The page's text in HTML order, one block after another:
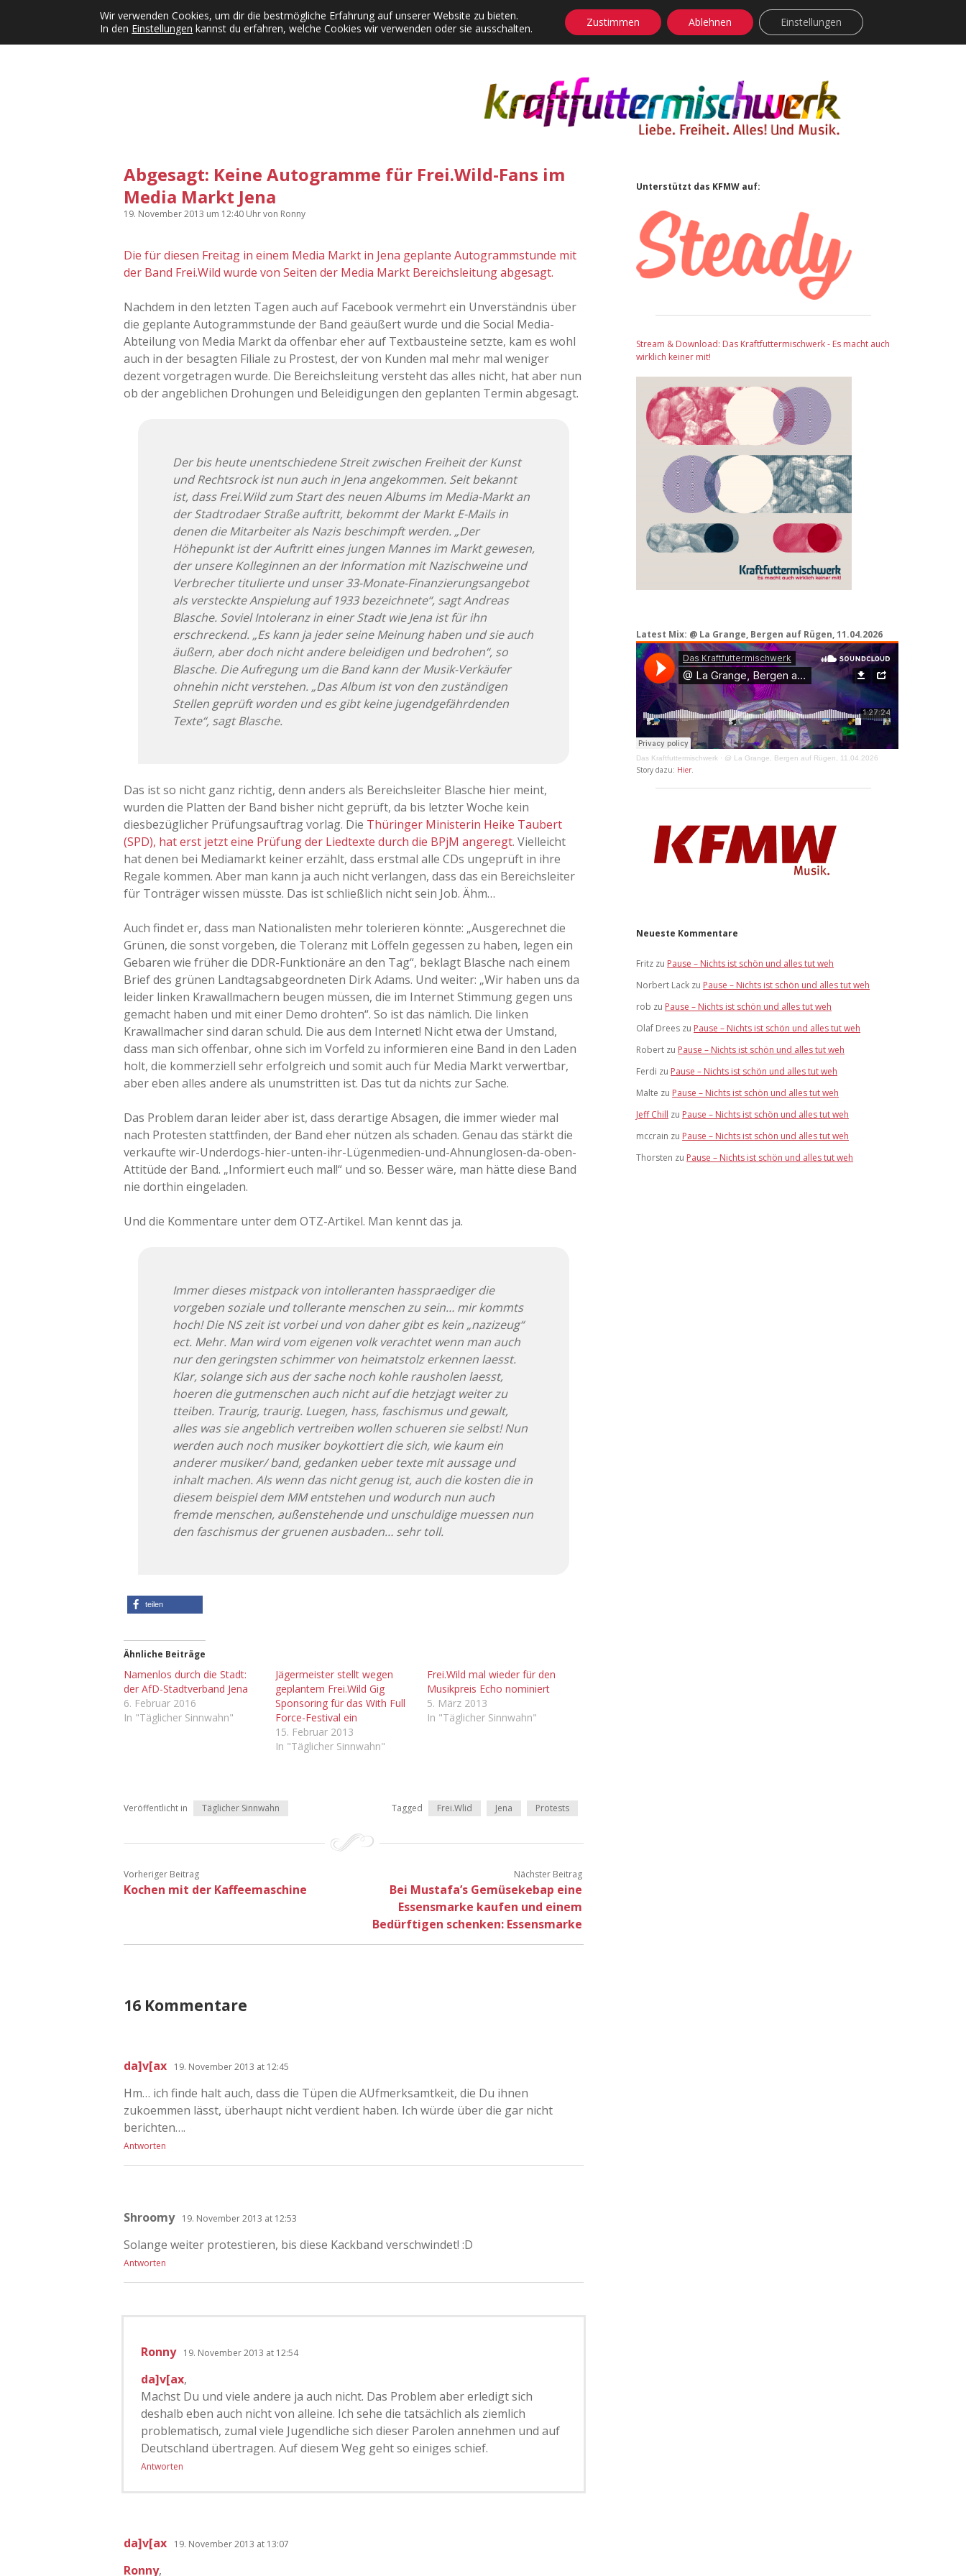
Kategorien Dropdown-Menü öffnen
KFMW-Disco Dates Instagrams Contact Adventskalender Dropdown-Menü öffnen facebook
instagram
rss soundcloud
vimeoBluesky
Abgesagt: Keine Autogramme für Frei.Wild-Fans im
Media Markt Jena
19. November 2013 um 12:40 Uhrvon Ronny
Die für diesen Freitag in einem Media Markt in Jena geplante Autogrammstunde mit
der Band Frei.Wild wurde von Seiten der Media Markt Bereichsleitung abgesagt.
Nachdem in den letzten Tagen auch auf Facebook vermehrt ein Unverständnis über
die geplante Autogrammstunde der Band geäußert wurde und die Social Media-
Abteilung von Media Markt da offenbar eher auf Textbausteine setzte, kam es wohl
auch in der besagten Filiale zu Prostest, der von Kunden mal mehr mal weniger
dezent vorgetragen wurde. Die Bereichsleitung versteht das alles nicht, hat aber nun
ob der angeblichen Drohungen und Beleidigungen den geplanten Termin abgesagt.
Der bis heute unentschiedene Streit zwischen Freiheit der Kunst
und Rechtsrock ist nun auch in Jena angekommen. Seit bekannt
ist, dass Frei.Wild zum Start des neuen Albums im Media-Markt an
der Stadtrodaer Straße auftritt, ­bekommt der Markt E-Mails in
denen die Mitarbeiter als Nazis beschimpft werden. „Der
Höhepunkt ist der Auftritt eines jungen Mannes im Markt gewesen,
der unsere Kolleginnen an der Information mit Nazischweine und
Verbrecher titulierte und unser 33-Monate-Finanzierungsangebot
als versteckte Anspielung auf 1933 bezeichnete“, sagt Andreas
Blasche. Soviel Intoleranz in einer Stadt wie Jena ist für ihn
erschreckend. „Es kann ja jeder seine Meinung haben und sie auch
­äußern, aber doch nicht andere beleidigen und bedrohen“, so
Blasche. Die Aufregung um die Band kann der Musik-Verkäufer
ohnehin nicht verstehen. „Das Album ist von den zuständigen
Stellen geprüft worden und es gibt keine jugendgefährdenden
Texte“, sagt Blasche.
Das ist so nicht ganz richtig, denn anders als Bereichsleiter Blasche hier meint,
wurden die Platten der Band bisher nicht geprüft, da bis letzter Woche kein
diesbezüglicher Prüfungsauftrag vorlag. Die Thüringer Ministerin Heike Taubert
(SPD), hat erst jetzt eine Prüfung der Liedtexte durch die BPjM angeregt. Vielleicht
hat denen bei Mediamarkt keiner erzählt, dass erstmal alle CDs ungeprüft in ihre
Regale kommen. Aber man kann ja auch nicht verlangen, dass das ein Bereichsleiter
für Tonträger wissen müsste. Das ist schließlich nicht sein Job. Ähm…
Auch findet er, dass man Nationalisten mehr tolerieren könnte: „Ausgerechnet die
Grünen, die sonst vorgeben, die Toleranz mit Löffeln gegessen zu haben, legen ein
Gebaren wie früher die DDR-Funktionäre an den Tag“, beklagt Blasche nach einem
Brief des grünen Landtagsabgeordneten Dirk Adams. Und weiter: „Wir haben uns da
leider ­­linken Krawallmachern beugen müssen, die im Internet Stimmung gegen uns
gemacht haben und mit einer Demo drohten“. So ist das nämlich. Die linken
Krawallmacher sind daran schuld. Die aus dem Internet! Nicht etwa der Umstand,
dass man sich offenbar, ohne sich im Vorfeld zu informieren eine Band in den Laden
holt, die kommerziell sehr erfolgreich und somit auch für Media Markt verwertbar,
aber eben alles andere als unumstritten ist. Das tut da nichts zur Sache.
Das Problem daran leider aber ist, dass derartige Absagen, die immer wieder mal
nach Protesten stattfinden, der Band eher nützen als schaden. Genau das stärkt die
verkaufte wir-Underdogs-hier-unten-ihr-Lügenmedien-und-Ahnunglosen-da-oben-
Attitüde der Band. „Informiert euch mal!“ und so. Besser wäre, man hätte diese Band
nie dorthin eingeladen.
Und die Kommentare unter dem OTZ-Artikel. Man kennt das ja.
Immer dieses mistpack von intolleranten hasspraediger die
vorgeben soziale und tollerante menschen zu sein… mir kommts
hoch! Die NS zeit ist vorbei und von daher gibt es kein „nazizeug“
ect. Mehr. Man wird vom eigenen volk verachtet wenn man auch
nur den geringsten schimmer von heimatstolz erkennen laesst.
Klar, solange sich aus der sache noch kohle rausholen laesst,
hoeren die gutmenschen auch nicht auf die hetzjagt weiter zu
tteiben. Traurig, traurig. Luegen, hass, faschismus und gewalt,
alles was sie angeblich vertreiben wollen schueren sie selbst! Nun
werden auch noch musiker boykottiert die sich, wie kaum ein
anderer musiker/ band, gedanken ueber texte mit aussage und
inhalt machen. Als wenn das nicht genug ist, auch die kosten die in
diesem beispiel dem MM entstehen und wodurch nun auch
fremde menschen, außenstehende und unschuldige muessen nun
den faschismus der gruenen ausbaden… sehr toll.
teilen
Ähnliche Beiträge
Namenlos durch die Stadt:
der AfD-Stadtverband Jena
6. Februar 2016
In "Täglicher Sinnwahn"
Jägermeister stellt wegen
geplantem Frei.Wild Gig
Sponsoring für das With Full
Force-Festival ein
15. Februar 2013
In "Täglicher Sinnwahn"
Frei.Wild mal wieder für den
Musikpreis Echo nominiert
5. März 2013
In "Täglicher Sinnwahn"
Veröffentlicht in Täglicher Sinnwahn Tagged Frei.Wlid Jena Protests
Vorheriger Beitrag
Kochen mit der Kaffeemaschine
Nächster Beitrag
Bei Mustafa’s Gemüsekebap eine
Essensmarke kaufen und einem
Bedürftigen schenken: Essensmarke
16 Kommentare
da]v[ax 19. November 2013 at 12:45
Hm… ich finde halt auch, dass die Tüpen die AUfmerksamtkeit, die Du ihnen
zukoemmen lässt, überhaupt nicht verdient haben. Ich würde über die gar nicht
berichten….
Antworten
Shroomy 19. November 2013 at 12:53
Solange weiter protestieren, bis diese Kackband verschwindet! :D
Antworten
Ronny 19. November 2013 at 12:54
da]v[ax,
Machst Du und viele andere ja auch nicht. Das Problem aber erledigt sich
deshalb eben auch nicht von alleine. Ich sehe die tatsächlich als ziemlich
problematisch, zumal viele Jugendliche sich dieser Parolen annehmen und auf
Deutschland übertragen. Auf diesem Weg geht so einiges schief.
Antworten
da]v[ax 19. November 2013 at 13:07
Ronny,
Sidebar
Unterstützt das KFMW auf:
Stream & Download: Das Kraftfuttermischwerk - Es macht auch
wirklich keiner mit!
Latest Mix: @ La Grange, Bergen auf Rügen, 11.04.2026
Das Kraftfuttermischwerk · @ La Grange, Bergen auf Rügen, 11.04.2026
Story dazu: Hier.
Neueste Kommentare
Fritz zu Pause – Nichts ist schön und alles tut weh
Norbert Lack zu Pause – Nichts ist schön und alles tut weh
rob zu Pause – Nichts ist schön und alles tut weh
Olaf Drees zu Pause – Nichts ist schön und alles tut weh
Robert zu Pause – Nichts ist schön und alles tut weh
Ferdi zu Pause – Nichts ist schön und alles tut weh
Malte zu Pause – Nichts ist schön und alles tut weh
Jeff Chill zu Pause – Nichts ist schön und alles tut weh
mccrain zu Pause – Nichts ist schön und alles tut weh
Thorsten zu Pause – Nichts ist schön und alles tut weh
Wir verwenden Cookies, um dir die bestmögliche Erfahrung auf unserer Website zu bieten.
In den Einstellungen kannst du erfahren, welche Cookies wir verwenden oder sie ausschalten. Zustimmen Ablehnen Einstellungen